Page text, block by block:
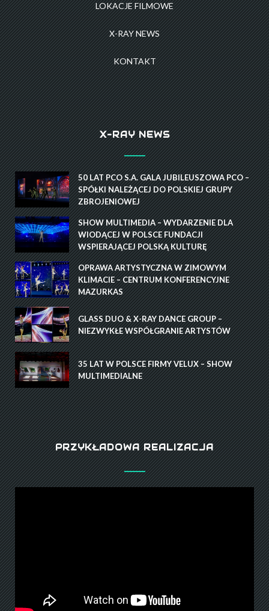
LOKACJE FILMOWE
X-RAY NEWS
KONTAKT
X-RAY NEWS
50 LAT PCO S.A. GALA JUBILEUSZOWA PCO –
SPÓŁKI NALEŻĄCEJ DO POLSKIEJ GRUPY
ZBROJENIOWEJ
SHOW MULTIMEDIA – WYDARZENIE DLA
WIODĄCEJ W POLSCE FUNDACJI
WSPIERAJĄCEJ POLSKĄ KULTURĘ
OPRAWA ARTYSTYCZNA W ZIMOWYM
KLIMACIE – CENTRUM KONFERENCYJNE
MAZURKAS
GLASS DUO & X-RAY DANCE GROUP –
NIEZWYKŁE WSPÓŁGRANIE ARTYSTÓW
35 LAT W POLSCE FIRMY VELUX – SHOW
MULTIMEDIALNE
PRZYKŁADOWA REALIZACJA